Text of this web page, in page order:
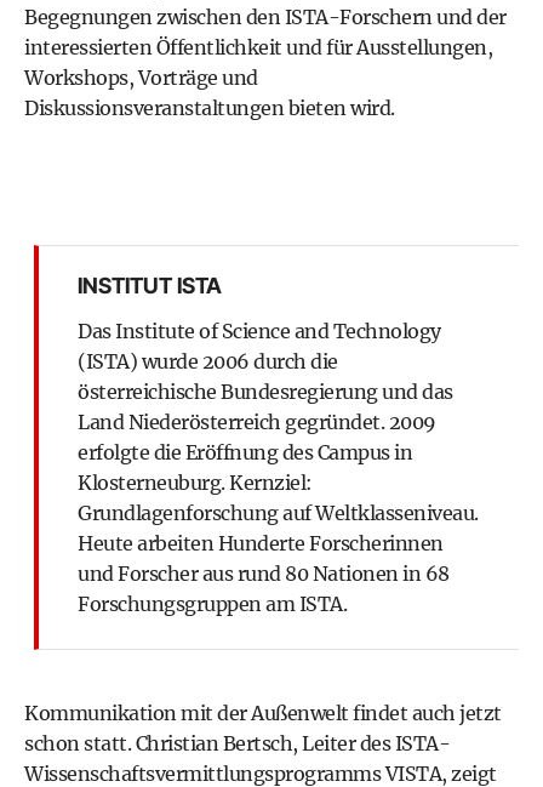
Begegnungen zwischen den ISTA-Forschern und der
interessierten Öffentlichkeit und für Ausstellungen,
Workshops, Vorträge und
Diskussionsveranstaltungen bieten wird.
INSTITUT ISTA
Das Institute of Science and Technology
(ISTA) wurde 2006 durch die
österreichische Bundesregierung und das
Land Niederösterreich gegründet. 2009
erfolgte die Eröffnung des Campus in
Klosterneuburg. Kernziel:
Grundlagenforschung auf Weltklasseniveau.
Heute arbeiten Hunderte Forscherinnen
und Forscher aus rund 80 Nationen in 68
Forschungsgruppen am ISTA.
Kommunikation mit der Außenwelt findet auch jetzt
schon statt. Christian Bertsch, Leiter des ISTA-
Wissenschaftsvermittlungsprogramms VISTA, zeigt